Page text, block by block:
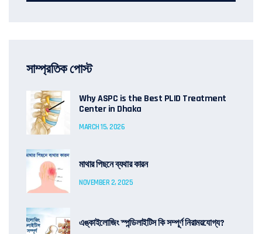
সাম্প্রতিক পোস্ট
Why ASPC is the Best PLID Treatment
Center in Dhaka
MARCH 15, 2026
মাথার পিছনে ব্যথার কারন
NOVEMBER 2, 2025
এঙ্কাইলোজিং স্পন্ডিলাইটিস কি সম্পূর্ণ নিরাময়যোগ্য?